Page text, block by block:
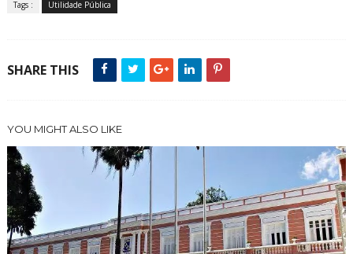
Tags : Utilidade Pública
SHARE THIS
YOU MIGHT ALSO LIKE